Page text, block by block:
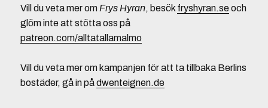
Vill du veta mer om Frys Hyran, besök fryshyran.seoch
glöm inte att stötta oss på
patreon.com/alltatallamalmo
Vill du veta mer om kampanjen för att ta tillbaka Berlins
bostäder, gå in pådwenteignen.de